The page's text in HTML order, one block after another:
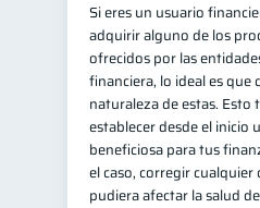
Si eres un usuario
adquirir alguno de los
ofrecidos por las
financiera, lo ideal es que
naturaleza de estas. Esto
establecer desde el inicio
beneficiosa para tus
el caso, corregir
pudiera afectar la salud